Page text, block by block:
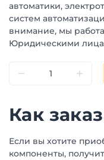
автоматики,
систем
внимание, мы
Юридическими
Как
Если вы хотите
компоненты,